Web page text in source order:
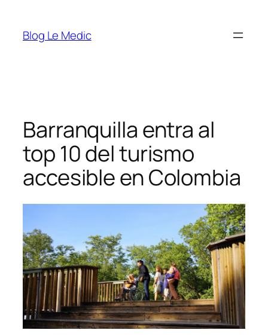
contenido
Blog Le Medic
Barranquilla entra al
top 10 del turismo
accesible en Colombia